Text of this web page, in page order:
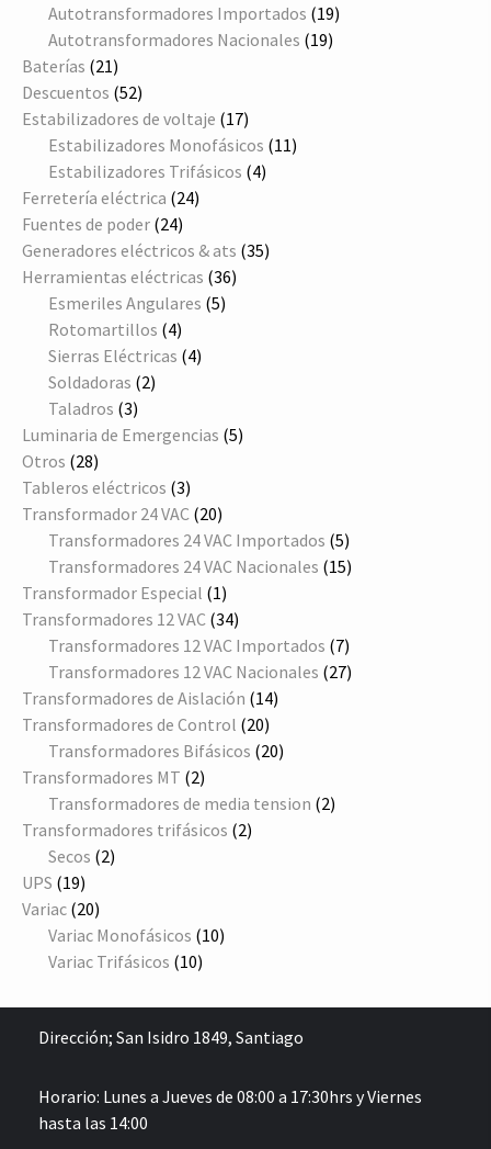
productos
Autotransformadores Importados 1919
Autotransformadores Nacionales 1919
Baterías 2121
productos
Descuentos 5252
productos
Estabilizadores de voltaje 1717
productos
Estabilizadores Monofásicos 1111
Estabilizadores Trifásicos 44
Ferretería eléctrica 2424
Fuentes de poder 2424
productos
Generadores eléctricos & ats 3535
Herramientas eléctricas 3636
Esmeriles Angulares 55
Rotomartillos 44
productos
Sierras Eléctricas 44
Soldadoras 22
Taladros 33
productos
Luminaria de Emergencias 55
Otros 2828
productos
Tableros eléctricos 33
productos
Transformador 24 VAC 2020
productos
Transformadores 24 VAC Importados 55
productos
Transformadores 24 VAC Nacionales 1515
Transformador Especial 11
producto
Transformadores 12 VAC 3434
productos
Transformadores 12 VAC Importados 77
productos
Transformadores 12 VAC Nacionales 2727
Transformadores de Aislación 1414
Transformadores de Control 2020
productos
Transformadores Bifásicos 2020
Transformadores MT 22
productos
Transformadores de media tension 22
Transformadores trifásicos 22
Secos 22
UPS 1919
productos
Variac 2020
productos
Variac Monofásicos 1010
Variac Trifásicos 1010
Dirección; San Isidro 1849, Santiago
Horario: Lunes a Jueves de 08:00 a 17:30hrs y Viernes
hasta las 14:00